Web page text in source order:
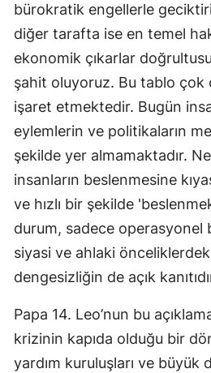
bürokratik engellerle
diğer tarafta ise en temel
ekonomik çıkarlar
şahit oluyoruz. Bu tablo
işaret etmektedir. Bugün
eylemlerin ve politikaların
şekilde yer almamaktadır.
insanların beslenmesine
ve hızlı bir şekilde
durum, sadece operasyonel
siyasi ve ahlaki
dengesizliğin de açık
Papa 14. Leo’nun bu
krizinin kapıda olduğu bir
yardım kuruluşları ve büyük